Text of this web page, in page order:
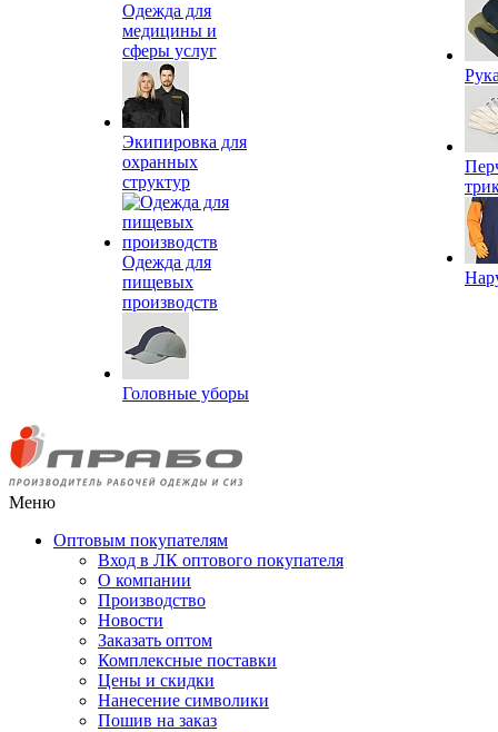
Одежда для
медицины и
сферы услуг
Экипировка для
охранных
структур
Одежда для
пищевых
производств
Головные уборы
Меню
Оптовым покупателям
Вход в ЛК оптового покупателя
О компании
Производство
Новости
Заказать оптом
Комплексные поставки
Цены и скидки
Нанесение символики
Пошив на заказ